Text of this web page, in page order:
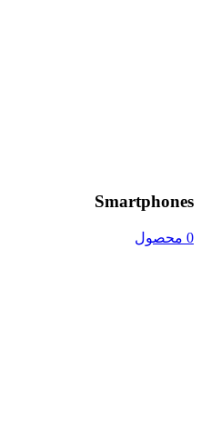
Smartphones
0 محصول